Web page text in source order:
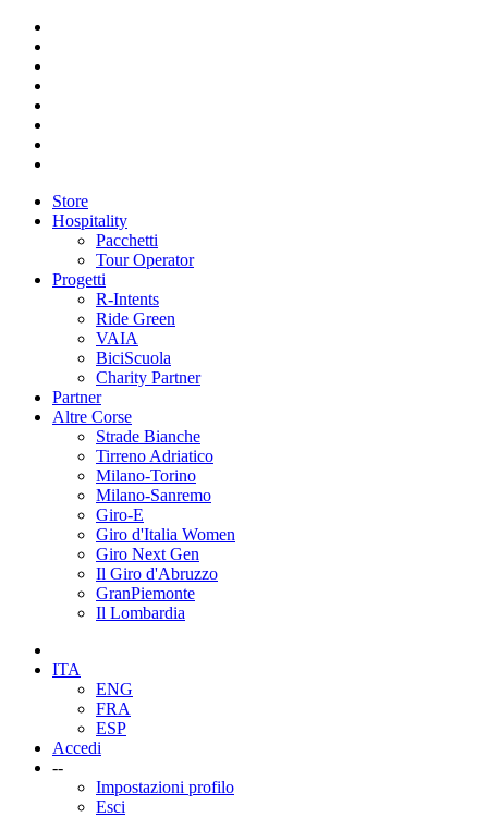
Store
Hospitality
Pacchetti
Tour Operator
Progetti
R-Intents
Ride Green
VAIA
BiciScuola
Charity Partner
Partner
Altre Corse
Strade Bianche
Tirreno Adriatico
Milano-Torino
Milano-Sanremo
Giro-E
Giro d'Italia Women
Giro Next Gen
Il Giro d'Abruzzo
GranPiemonte
Il Lombardia
ITA
ENG
FRA
ESP
Accedi
--
Impostazioni profilo
Esci